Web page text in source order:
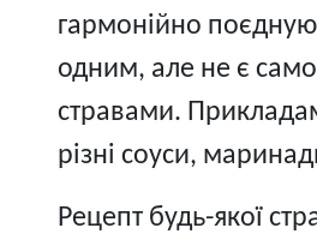
гармонійно
одним, але не є
стравами.
різні соуси,
Рецепт будь-якої